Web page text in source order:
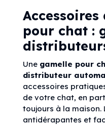
pour chat :
Une gamelle pour
distributeur
accessoires
de votre chat, en
toujours à la maison.
antidérapantes et